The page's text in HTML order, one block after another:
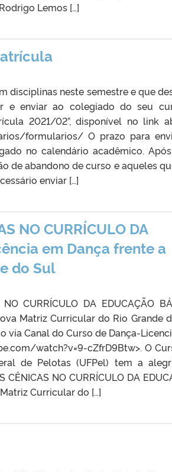
Lemos […]
disciplinas neste semestre e que
e enviar ao colegiado do seu
2021/02”, disponível no link
formularios/ O prazo para
no calendário acadêmico.
de abandono de curso e aqueles
enviar […]
NO CURRÍCULO DA
em Dança frente a
do Sul
CURRÍCULO DA EDUCAÇÃO
Matriz Curricular do Rio Grande
via Canal do Curso de Dança-
watch?v=9-cZfrD9Btw>. O
de Pelotas (UFPel) tem a
NO CURRÍCULO DA
Curricular do […]